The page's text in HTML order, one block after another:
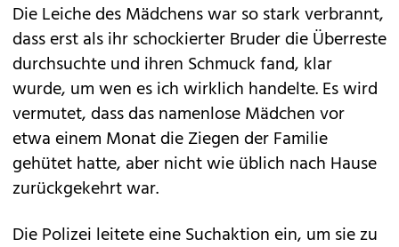
Die Leiche des Mädchens war so stark verbrannt,
dass erst als ihr schockierter Bruder die Überreste
durchsuchte und ihren Schmuck fand, klar
wurde, um wen es ich wirklich handelte. Es wird
vermutet, dass das namenlose Mädchen vor
etwa einem Monat die Ziegen der Familie
gehütet hatte, aber nicht wie üblich nach Hause
zurückgekehrt war.
Die Polizei leitete eine Suchaktion ein, um sie zu